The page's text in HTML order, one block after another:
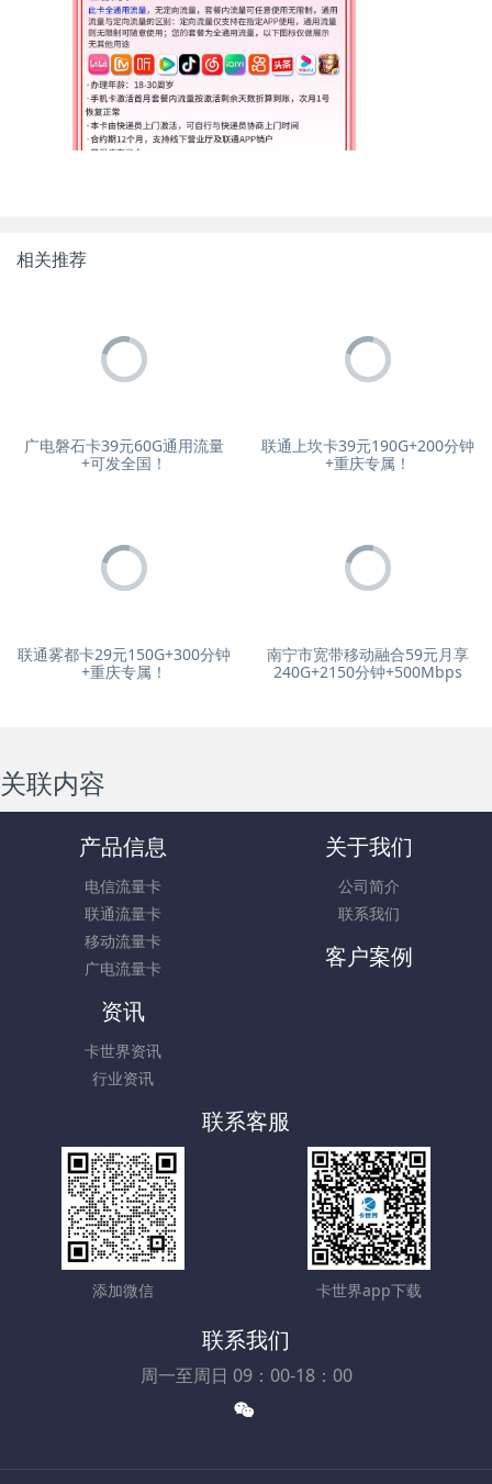
相关推荐
广电磐石卡39元60G通用流量
+可发全国！
联通上坎卡39元190G+200分钟
+重庆专属！
联通雾都卡29元150G+300分钟
+重庆专属！
南宁市宽带移动融合59元月享
240G+2150分钟+500Mbps
关联内容
产品信息
电信流量卡
联通流量卡
移动流量卡
广电流量卡
关于我们
公司简介
联系我们
客户案例
资讯
卡世界资讯
行业资讯
联系客服
添加微信 卡世界app下载
联系我们
周一至周日 09：00-18：00